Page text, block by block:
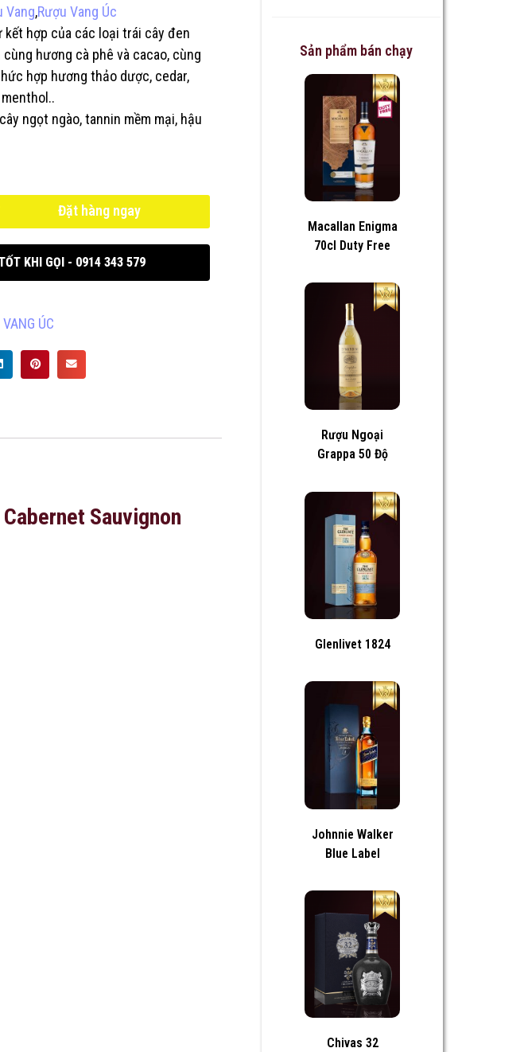
Vang,Rượu Vang Úc
kết hợp của các loại trái cây đen
cùng hương cà phê và cacao, cùng
hợp hương thảo dược, cedar,
ngọt ngào, tannin mềm mại, hậu
Đặt hàng ngay
KHI GỌI - 0914 343 579
VANG ÚC
Sauvignon
Sản phẩm bán chạy
Macallan Enigma
70cl Duty Free
Rượu Ngoại
Grappa 50 Độ
Glenlivet 1824
Johnnie Walker
Blue Label
Chivas 32